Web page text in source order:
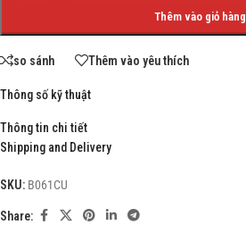
Thêm vào giỏ hàng
so sánh Thêm vào yêu thích
Thông số kỹ thuật
Thông tin chi tiết
Shipping and Delivery
SKU: B061CU
Share: